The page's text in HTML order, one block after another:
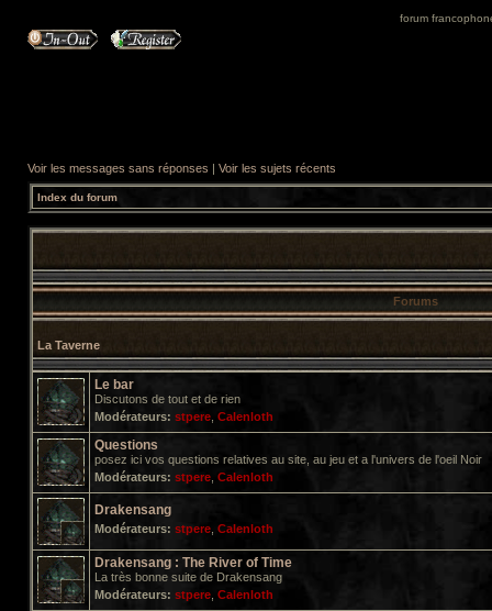
forum
Voir les messages sans réponses | Voir les sujets récents
Index du forum
Forums
La Taverne
Le bar
Discutons de tout et de rien
Modérateurs: stpere Calenloth
Questions
posez ici vos questions relatives au site, au jeu et a l'univers de l'oeil Noir
Modérateurs: stpere Calenloth
Drakensang
Modérateurs: stpere Calenloth
Drakensang : The River of Time
La très bonne suite de Drakensang
Modérateurs: stpere Calenloth